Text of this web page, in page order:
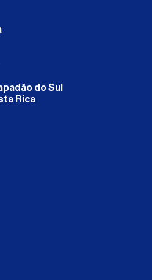
do Sul
Rica